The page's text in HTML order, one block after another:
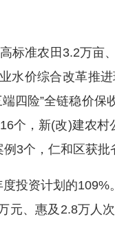
准农田3.2万亩
水价综合改革推
四险”全链稳价
个，新(改)建农
3个，仁和区获批
资计划的109%
元、惠及2.8万人